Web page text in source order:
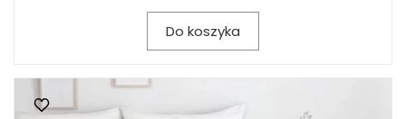
Do koszyka